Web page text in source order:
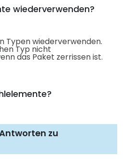
wiederverwenden?
Typen wiederverwenden.
Typ nicht
das Paket zerrissen ist.
zu